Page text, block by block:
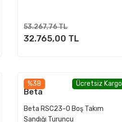
53.267,76 TL
32.765,00 TL
%38 Ücretsiz Kargo
Beta
Beta RSC23-O Boş Takım
Sandığı Turuncu